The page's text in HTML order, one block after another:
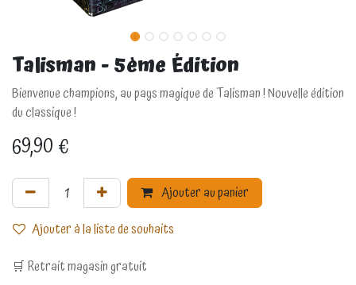
Talisman - 5ème Édition
Bienvenue champions, au pays magique de Talisman ! Nouvelle édition
du classique !
69,90€
Ajouter au panier
Ajouter à la liste de souhaits
🛒 Retrait magasin gratuit